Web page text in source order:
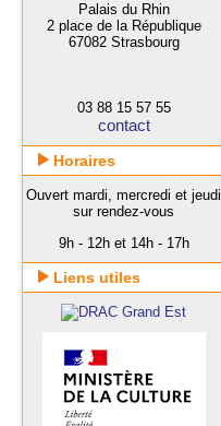
Palais du Rhin
2 place de la République
67082 Strasbourg
03 88 15 57 55
contact
Horaires
Ouvert mardi, mercredi et jeudi
sur rendez-vous
9h - 12h et 14h - 17h
Liens utiles